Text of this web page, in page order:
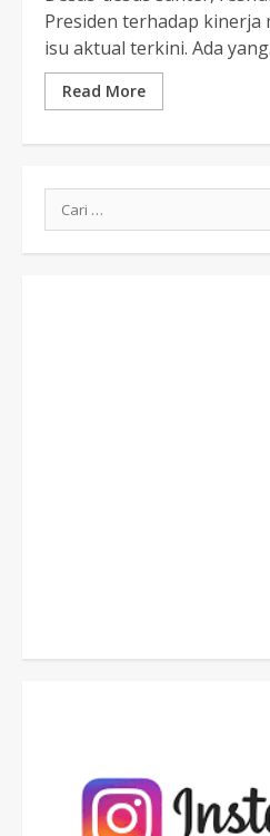
Presiden terhadap
isu aktual terkini. Ada
Read More
Cari
untuk: